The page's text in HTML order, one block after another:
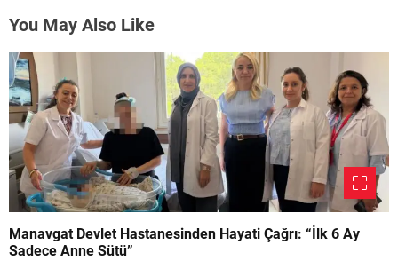
You May Also Like
Manavgat Devlet Hastanesinden Hayati Çağrı: “İlk 6 Ay
Sadece Anne Sütü”